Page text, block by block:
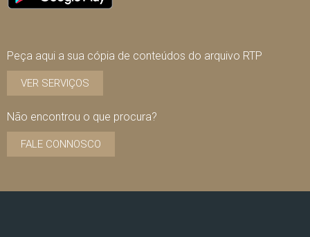
Peça aqui a sua cópia de conteúdos do arquivo RTP
VER SERVIÇOS
Não encontrou o que procura?
FALE CONNOSCO